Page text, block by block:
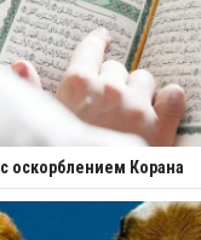
оскорблением Корана